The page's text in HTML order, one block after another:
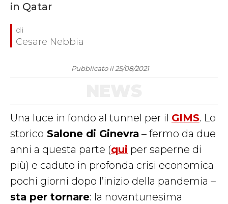
in Qatar
Cesare Nebbia
Pubblicato il 25/08/2021
Una luce in fondo al tunnel per il GIMS. Lo
storico Salone di Ginevra – fermo da due
anni a questa parte (qui per saperne di
più) e caduto in profonda crisi economica
pochi giorni dopo l’inizio della pandemia –
sta per tornare: la novantunesima